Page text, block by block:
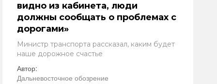
видно из кабинета, люди
должны сообщать о проблемах с
дорогами»
Министр транспорта рассказал, каким будет
наше дорожное счастье
Автор:
Дальневосточное обозрение